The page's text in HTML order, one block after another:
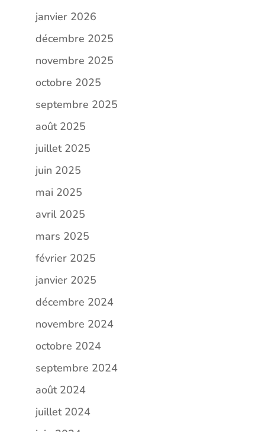
janvier 2026
décembre 2025
novembre 2025
octobre 2025
septembre 2025
août 2025
juillet 2025
juin 2025
mai 2025
avril 2025
mars 2025
février 2025
janvier 2025
décembre 2024
novembre 2024
octobre 2024
septembre 2024
août 2024
juillet 2024